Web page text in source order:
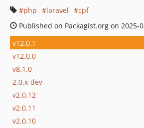
php
laravel
cpf
Published on Packagist.org on 2025-
v12.0.1
v12.0.0
v8.1.0
2.0.x-dev
v2.0.12
v2.0.11
v2.0.10